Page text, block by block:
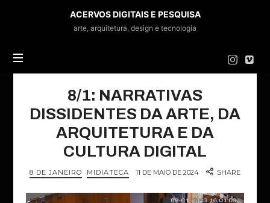
ACERVOS
DIGITAIS
E
ACERVOS DIGITAIS E PESQUISA
arte, arquitetura, design e tecnologia
8/1: NARRATIVAS
DISSIDENTES DA ARTE, DA
ARQUITETURA E DA
CULTURA DIGITAL
8 DE JANEIRO MIDIATECA 11 DE MAIO DE 2024 SHARE